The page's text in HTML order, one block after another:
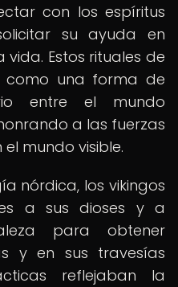
con los espíritus
su ayuda en
Estos rituales de
como una forma de
entre el mundo
a las fuerzas
mundo visible.
nórdica, los vikingos
a sus dioses y a
para obtener
y en sus travesías
reflejaban la